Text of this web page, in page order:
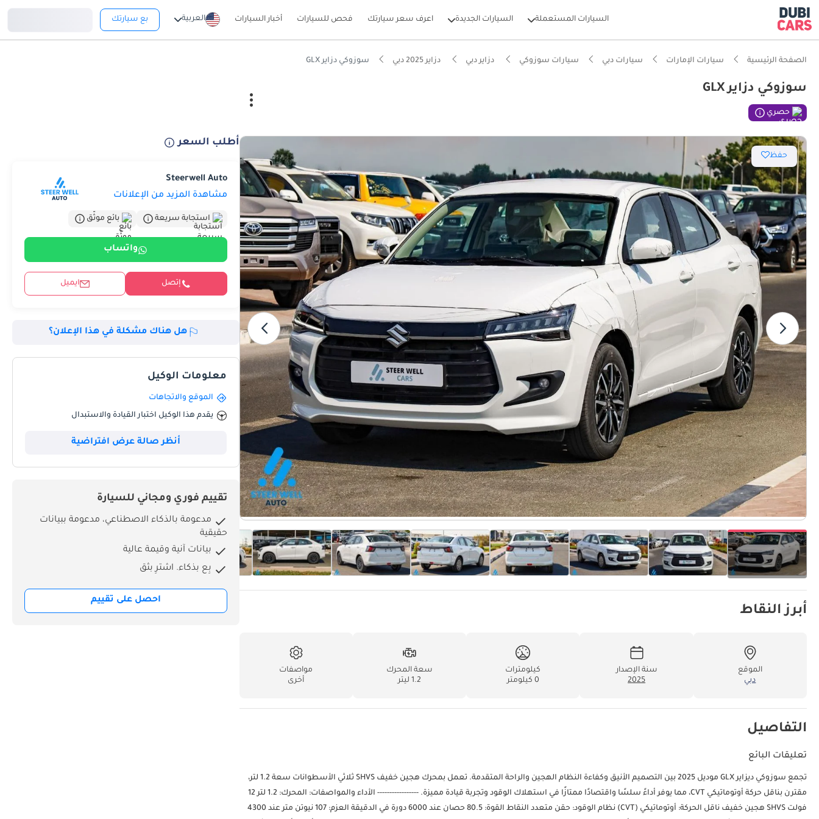
السيارات المستعملة السيارات الجديدة اعرف سعر سيارتك فحص للسيارات أخبار السيارات العربية بع سيارتك
الصفحة الرئيسية سيارات الإمارات سيارات دبي سيارات سوزوكي دزاير دبي دزاير 2025 دبي سوزوكي دزاير GLX
سوزوكي دزاير GLX
حصري
حفظ
أبرز النقاط
الموقع
دبي
سنة الإصدار
2025
كيلومترات
0 كيلومتر
سعة المحرك
1.2 ليتر
مواصفات
أخرى
التفاصيل
تعليقات البائع
تجمع سوزوكي ديزاير GLX موديل 2025 بين التصميم الأنيق وكفاءة النظام الهجين والراحة المتقدمة. تعمل بمحرك هجين خفيف SHVS ثلاثي الأسطوانات سعة 1.2 لتر،
مقترن بناقل حركة أوتوماتيكي CVT، مما يوفر أداءً سلسًا واقتصادًا ممتازًا في استهلاك الوقود وتجربة قيادة مميزة. ----------------- الأداء والمواصفات: المحرك: 1.2 لتر 12
فولت SHVS هجين خفيف ناقل الحركة: أوتوماتيكي (CVT) نظام الوقود: حقن متعدد النقاط القوة: 80.5 حصان عند 6000 دورة في الدقيقة العزم: 107 نيوتن متر عند 4300
أطلب السعر
Steerwell Auto
مشاهدة المزيد من الإعلانات
استجابة سريعة بائع موثّق
واتساب
إتصل ايميل
هل هناك مشكلة في هذا الإعلان؟
معلومات الوكيل
الموقع والاتجاهات
يقدم هذا الوكيل اختبار القيادة والاستبدال
أنظر صالة عرض افتراضية
تقييم فوري ومجاني للسيارة
مدعومة بالذكاء الاصطناعي، مدعومة ببيانات
حقيقية
بيانات آنية وقيمة عالية
بِع بذكاء. اشترِ بثق
احصل على تقييم
أقل تكلفة تشغيل في فئتها
أقل معدل استهلاك في فئته